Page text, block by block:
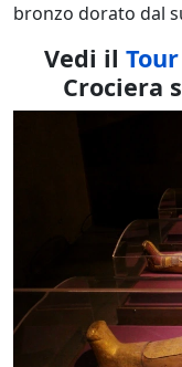
bronzo dorato dal
Vedi il
Crociera